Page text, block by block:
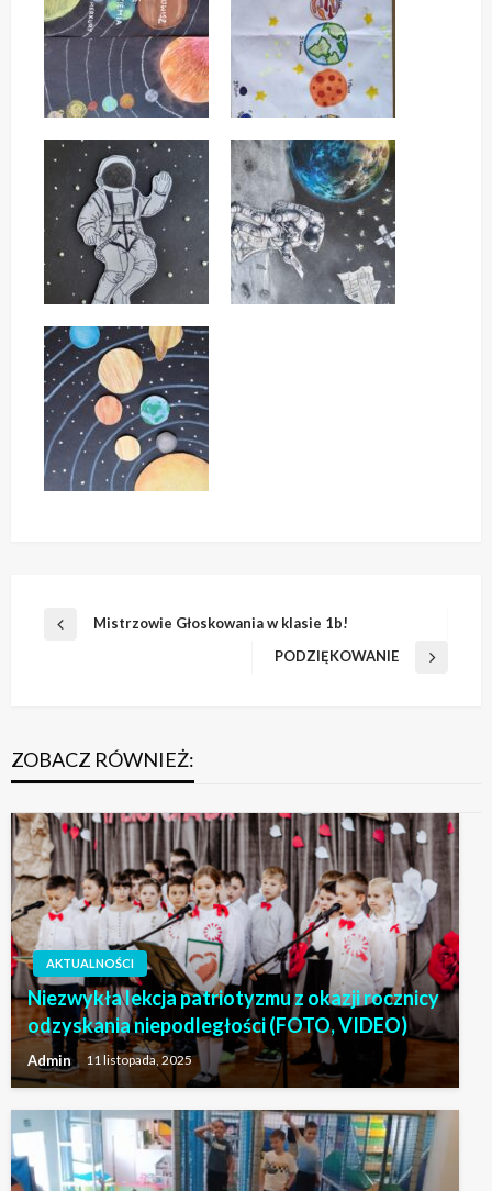
Nawigacja
PoprzedniMistrzowie Głoskowania w klasie 1b!
Następny
PODZIĘKOWANIE
ZOBACZ RÓWNIEŻ:
AKTUALNOŚCI
Niezwykła lekcja patriotyzmu z okazji rocznicy
odzyskania niepodległości (FOTO, VIDEO)
Admin 11 listopada, 2025